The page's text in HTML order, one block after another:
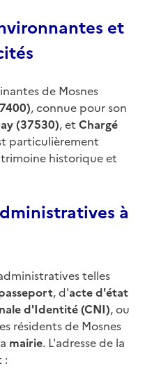
et
de Mosnes
, connue pour son
(37530), et Chargé
particulièrement
historique et
à
telles
, d'acte d'état
d'Identité (CNI), ou
résidents de Mosnes
mairie. L'adresse de la
: